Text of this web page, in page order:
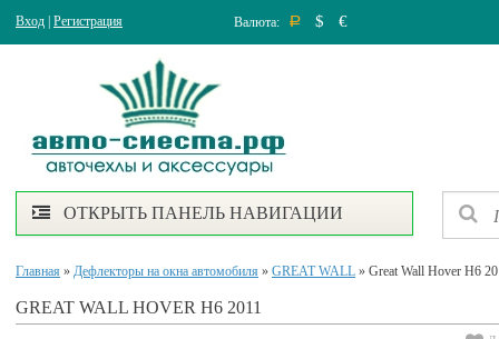
Вход Регистрация Валюта: Р $ €
ОТКРЫТЬ ПАНЕЛЬ НАВИГАЦИИ
Главная » Дефлекторы на окна автомобиля » GREAT WALL » Great Wall Hover H6
GREAT WALL HOVER H6 2011